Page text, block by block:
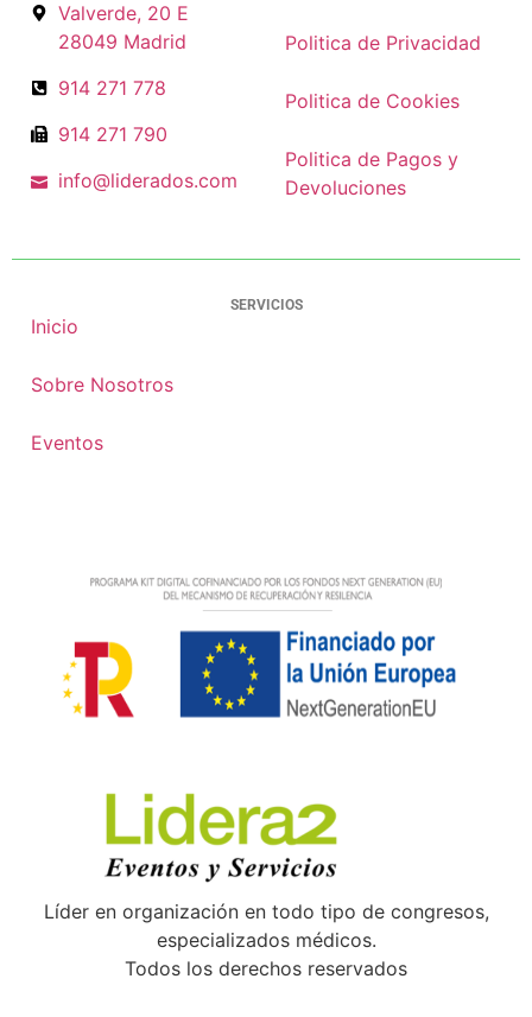
Valverde, 20 E
28049 Madrid
914 271 778
914 271 790
info@liderados.com
Politica de Privacidad
Politica de Cookies
Politica de Pagos y
Devoluciones
SERVICIOS
Inicio
Sobre Nosotros
Eventos
Líder en organización en todo tipo de congresos,
especializados médicos.
Todos los derechos reservados